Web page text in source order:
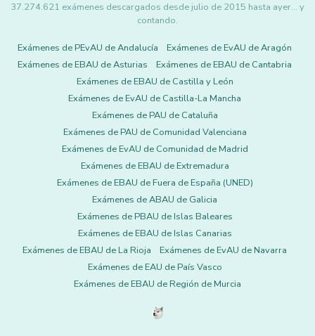
37.274.621 exámenes descargados desde julio de 2015 hasta ayer... y
contando.
Exámenes de PEvAU de Andalucía
Exámenes de EvAU de Aragón
Exámenes de EBAU de Asturias
Exámenes de EBAU de Cantabria
Exámenes de EBAU de Castilla y León
Exámenes de EvAU de Castilla-La Mancha
Exámenes de PAU de Cataluña
Exámenes de PAU de Comunidad Valenciana
Exámenes de EvAU de Comunidad de Madrid
Exámenes de EBAU de Extremadura
Exámenes de EBAU de Fuera de España (UNED)
Exámenes de ABAU de Galicia
Exámenes de PBAU de Islas Baleares
Exámenes de EBAU de Islas Canarias
Exámenes de EBAU de La Rioja
Exámenes de EvAU de Navarra
Exámenes de EAU de País Vasco
Exámenes de EBAU de Región de Murcia